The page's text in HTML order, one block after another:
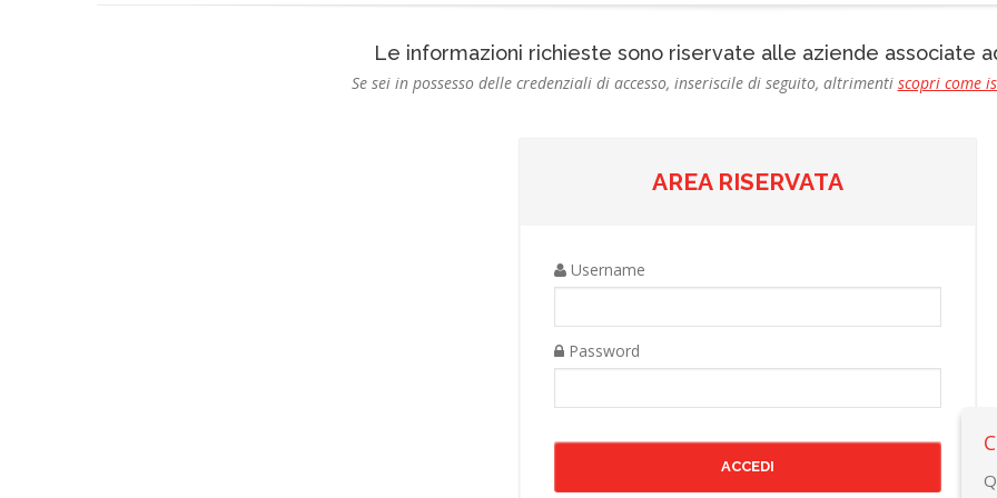
Le informazioni richieste sono riservate alle aziende associate
Se sei in possesso delle credenziali di accesso, inseriscile di seguito, altrimenti scopri come
AREA RISERVATA
Username
Password